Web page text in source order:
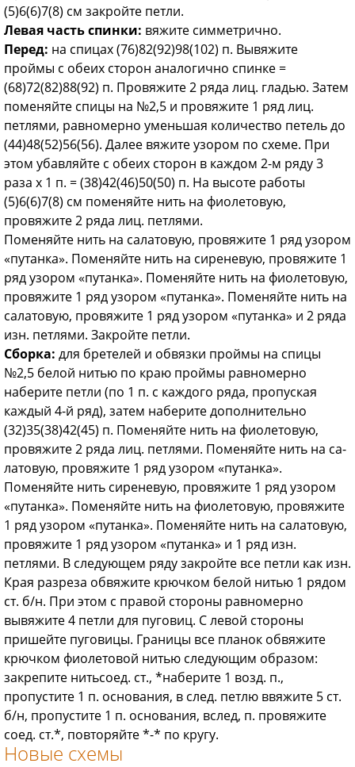
(5)6(6)7(8) см закройте петли.
Левая часть спинки: вяжите симмет­рично.
Перед: на спицах (76)82(92)98(102) п. Вывяжите
проймы с обеих сторон аналогич­но спинке =
(68)72(82)88(92) п. Провяжите 2 ряда лиц. гладью. Затем
поменяйте спицы на №2,5 и провяжите 1 ряд лиц.
петлями, равномерно уменьшая количество петель до
(44)48(52)56(56). Далее вяжите узором по схеме. При
этом убавляйте с обеих сторон в каждом 2-м ряду 3
раза х 1 п. = (38)42(46)50(50) п. На высоте работы
(5)6(6)7(8) см поменяйте нить на фиоле­товую,
провяжите 2 ряда лиц. петлями.
Поменяйте нить на салатовую, провяжите 1 ряд узором
«путанка». Поменяйте нить на си­реневую, провяжите 1
ряд узором «путанка». Поменяйте нить на фиолетовую,
провяжите 1 ряд узором «путанка». Поменяйте нить на
салатовую, провяжите 1 ряд узором «путан­ка» и 2 ряда
изн. петлями. Закройте петли.
Сборка: для бретелей и обвязки проймы на спицы
№2,5 белой нитью по краю проймы равномерно
наберите петли (по 1 п. с каждо­го ряда, пропуская
каждый 4-й ряд), затем наберите дополнительно
(32)35(38)42(45) п. Поменяйте нить на фиолетовую,
провяжите 2 ряда лиц. петлями. Поменяйте нить на са­
латовую, провяжите 1 ряд узором «путанка».
Поменяйте нить сиреневую, провяжите 1 ряд узором
«путанка». Поменяйте нить на фиоле­товую, провяжите
1 ряд узором «путанка». Поменяйте нить на салатовую,
провяжите 1 ряд узором «путанка» и 1 ряд изн.
петлями. В следующем ряду закройте все петли как изн.
Края разреза обвяжите крючком белой нитью 1 рядом
ст. б/н. При этом с правой стороны равномерно
вывяжите 4 петли для пуговиц. С левой стороны
пришейте пугови­цы. Границы все планок обвяжите
крючком фиолетовой нитью следующим образом:
закрепите нитьсоед. ст., *наберите 1 возд. п.,
пропустите 1 п. основания, в след. петлю ввяжите 5 ст.
б/н, пропустите 1 п. основания, вслед, п. провяжите
соед. ст.*, повторяйте *-* по кругу.
Новые схемы